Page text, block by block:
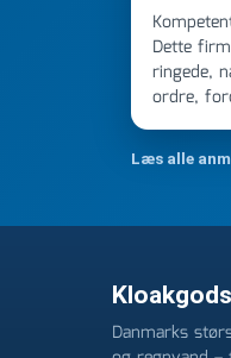
Kompetent og hurtig
Dette
ringede,
ordre,
ikke få
Læs alle
Kloakgods
Danmarks